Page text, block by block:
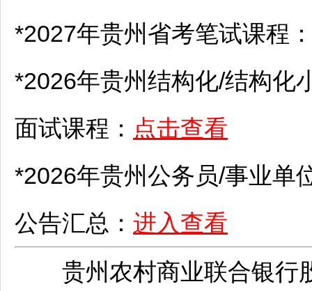
*2027年贵州省考笔试课程
*2026年贵州结构化/结构化
面试课程： 点击查看
*2026年贵州公务员/事业单
公告汇总： 进入查看
贵州农村商业联合银行股